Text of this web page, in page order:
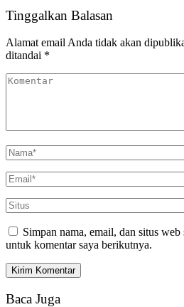
Tinggalkan Balasan
Alamat email Anda tidak akan
ditandai *
Simpan nama, email, dan situs web
untuk komentar saya berikutnya.
Baca Juga